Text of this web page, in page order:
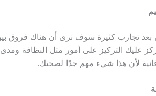
تجارب كثيرة سوف نرى أن هناك فروق
عليك التركيز على أمور مثل النظافة ومدى
لأن هذا شيء مهم جدًا لصحتك.